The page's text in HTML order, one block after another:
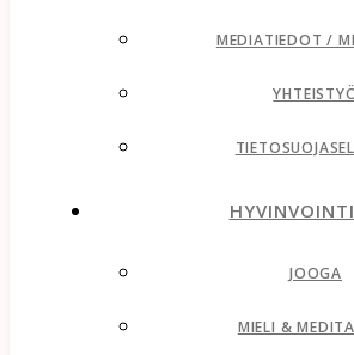
MEDIATIEDOT /
HYVINVOINTI
JOOGA
MIELI &